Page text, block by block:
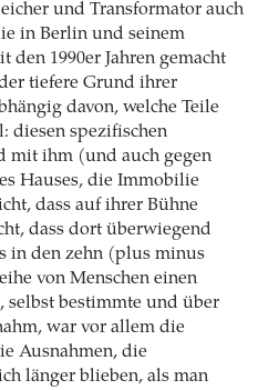
und Transformator auch
in Berlin und seinem
1990er Jahren gemacht
tiefere Grund ihrer
davon, welche Teile
diesen spezifischen
mit ihm (und auch gegen
Hauses, die Immobilie
dass auf ihrer Bühne
dass dort überwiegend
in den zehn (plus minus
von Menschen einen
selbst bestimmte und über
war vor allem die
Ausnahmen, die
länger blieben, als man